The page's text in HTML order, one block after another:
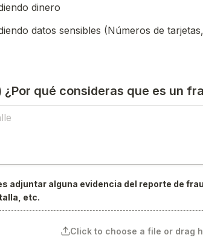
dinero
datos sensibles (Números de
¿Por qué consideras que es un
adjuntar alguna evidencia del reporte de
etc.
Click to choose a file or drag